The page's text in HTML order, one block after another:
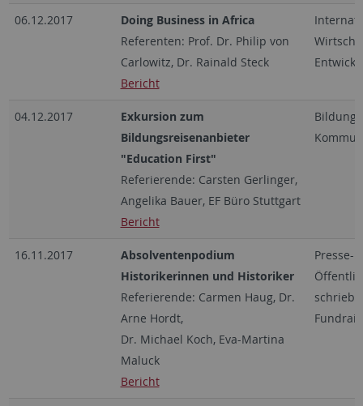
06.12.2017
Doing Business in Africa
Referenten: Prof. Dr. Philip von
Carlowitz, Dr. Rainald Steck
Bericht
04.12.2017
Exkursion zum
Bildungsreisenanbieter
"Education First"
Referierende: Carsten Gerlinger,
Angelika Bauer, EF Büro Stuttgart
Bericht
Bildung,
16.11.2017
Absolventenpodium
Historikerinnen und Historiker
Referierende: Carmen Haug, Dr.
Arne Hordt,
Dr. Michael Koch, Eva-Martina
Maluck
Bericht
Presse-